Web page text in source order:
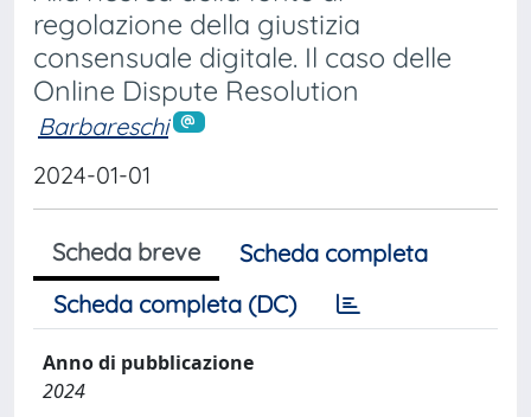
regolazione della giustizia
consensuale digitale. Il caso delle
Online Dispute Resolution
Barbareschi
2024-01-01
Scheda breve
Scheda completa
Scheda completa (DC)
Anno di pubblicazione
2024